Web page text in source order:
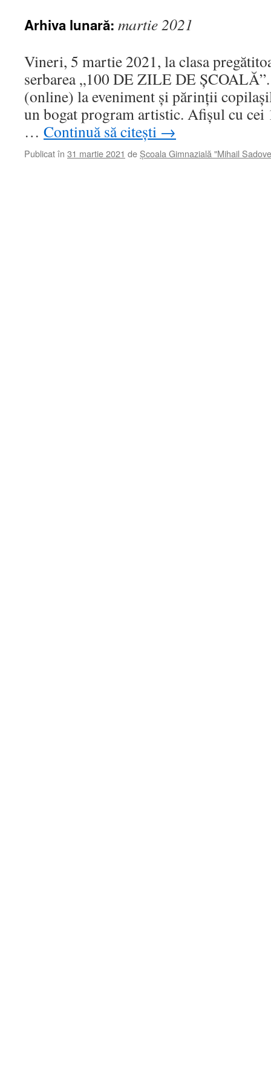
Arhiva lunară: martie 2021
Vineri, 5 martie 2021, la clasa
serbarea „100 DE ZILE DE
(online) la eveniment și părinții
un bogat program artistic. Afișul cu cei
… Continuă să citești →
Publicat în 31 martie 2021 de Școala Gimnazială "Mihail